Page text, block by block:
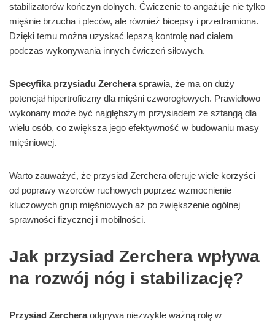
stabilizatorów kończyn dolnych. Ćwiczenie to angażuje nie tylko
mięśnie brzucha i pleców, ale również bicepsy i przedramiona.
Dzięki temu można uzyskać lepszą kontrolę nad ciałem
podczas wykonywania innych ćwiczeń siłowych.
Specyfika przysiadu Zercherasprawia, że ma on duży
potencjał hipertroficzny dla mięśni czworogłowych. Prawidłowo
wykonany może być najgłębszym przysiadem ze sztangą dla
wielu osób, co zwiększa jego efektywność w budowaniu masy
mięśniowej.
Warto zauważyć, że przysiad Zerchera oferuje wiele korzyści –
od poprawy wzorców ruchowych poprzez wzmocnienie
kluczowych grup mięśniowych aż po zwiększenie ogólnej
sprawności fizycznej i mobilności.
Jak przysiad Zerchera wpływa
na rozwój nóg i stabilizację?
Przysiad Zercheraodgrywa niezwykle ważną rolę w